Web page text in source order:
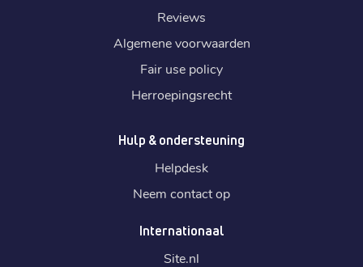
Reviews
Algemene voorwaarden
Fair use policy
Herroepingsrecht
Hulp & ondersteuning
Helpdesk
Neem contact op
Internationaal
Site.nl